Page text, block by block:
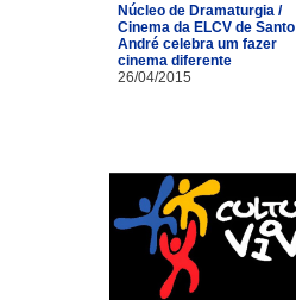
Núcleo de Dramaturgia /
Cinema da ELCV de Santo
André celebra um fazer
cinema diferente
26/04/2015